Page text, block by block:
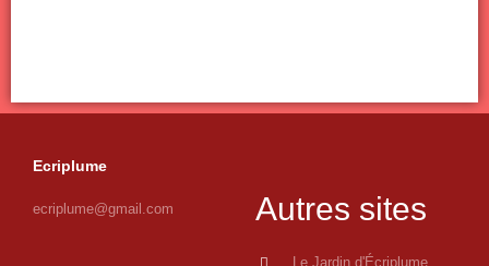
Ecriplume
ecriplume@gmail.com Autres sites
Le Jardin d'Écriplume